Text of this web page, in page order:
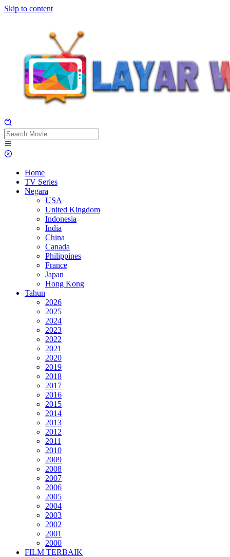
Skip to content
Home
TV Series
Negara
USA
United Kingdom
Indonesia
India
China
Canada
Philippines
France
Japan
Hong Kong
Tahun
2026
2025
2024
2023
2022
2021
2020
2019
2018
2017
2016
2015
2014
2013
2012
2011
2010
2009
2008
2007
2006
2005
2004
2003
2002
2001
2000
FILM TERBAIK